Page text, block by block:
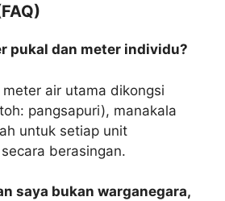
pukal dan meter individu?
air utama dikongsi
pangsapuri), manakala
untuk setiap unit
berasingan.
saya bukan warganegara,